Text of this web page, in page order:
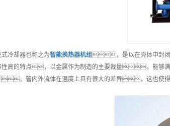
式冷却器也称之为智能换热器机组，是以在壳体中封闭
性高的特点，以金属作为制造的主要裁量，能够
。管内外流体在温度上具有很大的差异，这也使